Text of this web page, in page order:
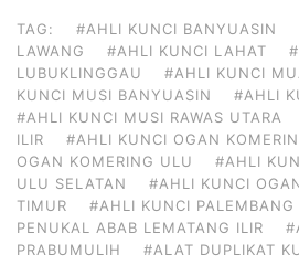
TAG: #AHLI KUNCI BANYUASIN
LAWANG
#AHLI KUNCI LAHAT
LUBUKLINGGAU
#AHLI KUNCI
KUNCI MUSI BANYUASIN
#AHLI
#AHLI KUNCI MUSI RAWAS UTARA
ILIR
#AHLI KUNCI OGAN
OGAN KOMERING ULU
#AHLI
ULU SELATAN
#AHLI KUNCI
TIMUR
#AHLI KUNCI PALEMBANG
PENUKAL ABAB LEMATANG ILIR
PRABUMULIH
#ALAT DUPLIKAT